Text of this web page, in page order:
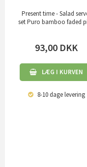
Present time - Salad
set Puro bamboo faded
93,00 DKK
LÆG I KURVEN
8-10 dagelevering